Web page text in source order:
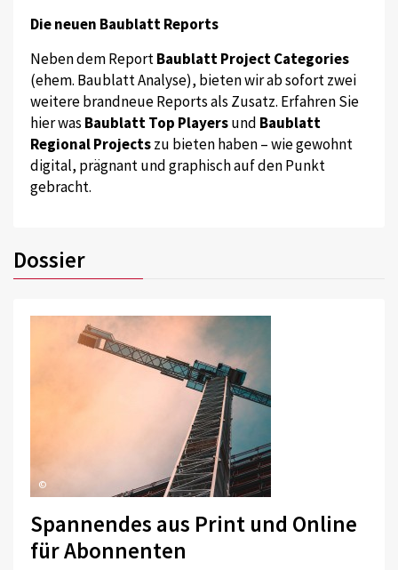
Die neuen Baublatt Reports
Neben dem ReportBaublatt Project Categories
(ehem. Baublatt Analyse), bieten wir ab sofort zwei
weitere brandneue Reports als Zusatz. Erfahren Sie
hier was Baublatt Top Playersund Baublatt
Regional Projectszu bieten haben – wie gewohnt
digital, prägnant und graphisch auf den Punkt
gebracht.
Dossier
©
Spannendes aus Print und Online
für Abonnenten